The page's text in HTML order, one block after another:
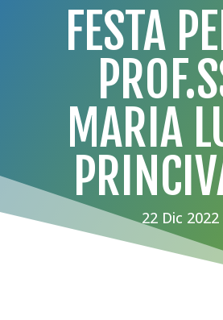
FESTA
MARIA
22 Dic 2022